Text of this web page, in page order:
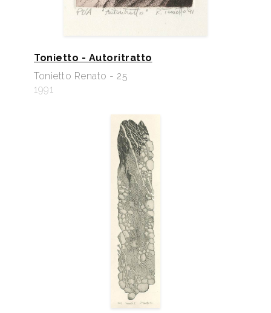
Tonietto - Autoritratto
Tonietto Renato - 25
1991